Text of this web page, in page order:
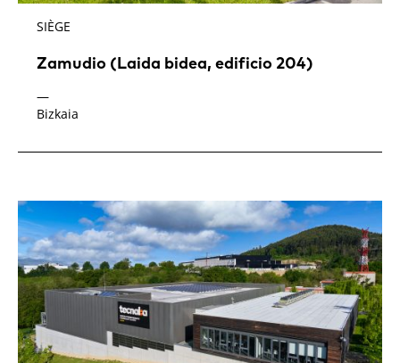
SIÈGE
Zamudio (Laida bidea, edificio 204)
—
Bizkaia